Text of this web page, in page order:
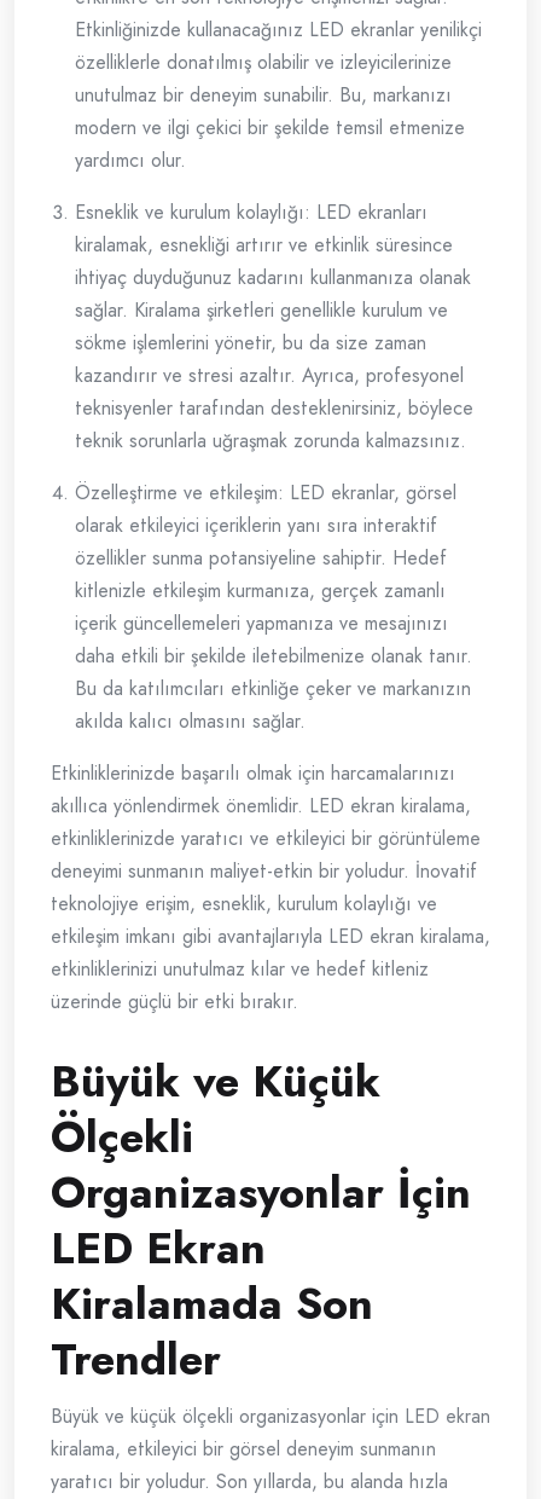
Etkinliğinizde kullanacağınız LED ekranlar yenilikçi
özelliklerle donatılmış olabilir ve izleyicilerinize
unutulmaz bir deneyim sunabilir. Bu, markanızı
modern ve ilgi çekici bir şekilde temsil etmenize
yardımcı olur.
Esneklik ve kurulum kolaylığı: LED ekranları
kiralamak, esnekliği artırır ve etkinlik süresince
ihtiyaç duyduğunuz kadarını kullanmanıza olanak
sağlar. Kiralama şirketleri genellikle kurulum ve
sökme işlemlerini yönetir, bu da size zaman
kazandırır ve stresi azaltır. Ayrıca, profesyonel
teknisyenler tarafından desteklenirsiniz, böylece
teknik sorunlarla uğraşmak zorunda kalmazsınız.
Özelleştirme ve etkileşim: LED ekranlar, görsel
olarak etkileyici içeriklerin yanı sıra interaktif
özellikler sunma potansiyeline sahiptir. Hedef
kitlenizle etkileşim kurmanıza, gerçek zamanlı
içerik güncellemeleri yapmanıza ve mesajınızı
daha etkili bir şekilde iletebilmenize olanak tanır.
Bu da katılımcıları etkinliğe çeker ve markanızın
akılda kalıcı olmasını sağlar.
Etkinliklerinizde başarılı olmak için harcamalarınızı
akıllıca yönlendirmek önemlidir. LED ekran kiralama,
etkinliklerinizde yaratıcı ve etkileyici bir görüntüleme
deneyimi sunmanın maliyet-etkin bir yoludur. İnovatif
teknolojiye erişim, esneklik, kurulum kolaylığı ve
etkileşim imkanı gibi avantajlarıyla LED ekran kiralama,
etkinliklerinizi unutulmaz kılar ve hedef kitleniz
üzerinde güçlü bir etki bırakır.
Büyük ve Küçük
Ölçekli
Organizasyonlar İçin
LED Ekran
Kiralamada Son
Trendler
Büyük ve küçük ölçekli organizasyonlar için LED ekran
kiralama, etkileyici bir görsel deneyim sunmanın
yaratıcı bir yoludur. Son yıllarda, bu alanda hızla